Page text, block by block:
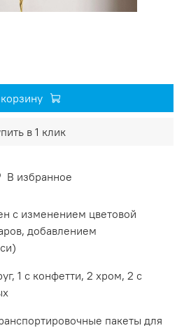
В избранное
в 1 клик
с изменением цветовой
добавлением
1 с конфетти, 2 хром, 2 с
пакеты для